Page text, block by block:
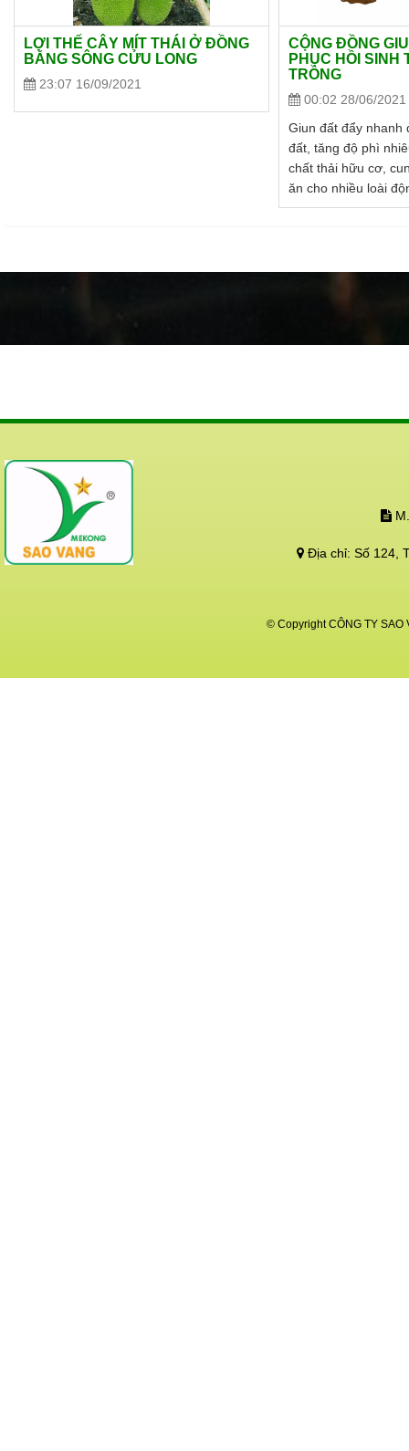
LỢI THẾ CÂY MÍT THÁI Ở ĐỒNG
BẰNG SÔNG CỬU LONG
23:07 16/09/2021
CỘNG ĐỒNG
PHỤC HỒI SINH
TRỒNG
00:02 28/06/2021
Giun đất đẩy nhanh
đất, tăng độ phì
chất thải hữu cơ,
ăn cho nhiều loài
giúp phục hồi các
Địa chỉ: Số 124,
© Copyright CÔNG TY SAO